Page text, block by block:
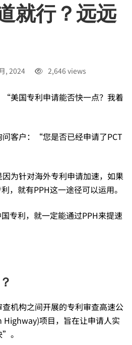
就行？远远
, 2024 2,646 views
美国专利申请能否快一点？我着
客户：“您是否已经申请了PCT
为针对海外专利申请加速，如果
，就有PPH这一途径可以运用。
专利，就一定能通过PPH来提速
机构之间开展的专利审查高速公
项目，旨在让申请人实
。